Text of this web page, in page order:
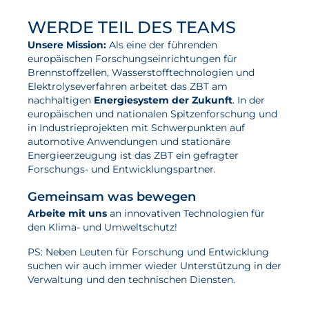
WERDE TEIL DES TEAMS
Unsere Mission: Als eine der führenden
europäischen Forschungseinrichtungen für
Brennstoffzellen, Wasserstofftechnologien und
Elektrolyseverfahren arbeitet das ZBT am
nachhaltigen Energiesystem der Zukunft. In der
europäischen und nationalen Spitzenforschung und
in Industrieprojekten mit Schwerpunkten auf
automotive Anwendungen und stationäre
Energieerzeugung ist das ZBT ein gefragter
Forschungs- und Entwicklungspartner.
Gemeinsam was bewegen
Arbeite mit uns an innovativen Technologien für
den Klima- und Umweltschutz!
PS: Neben Leuten für Forschung und Entwicklung
suchen wir auch immer wieder Unterstützung in der
Verwaltung und den technischen Diensten.